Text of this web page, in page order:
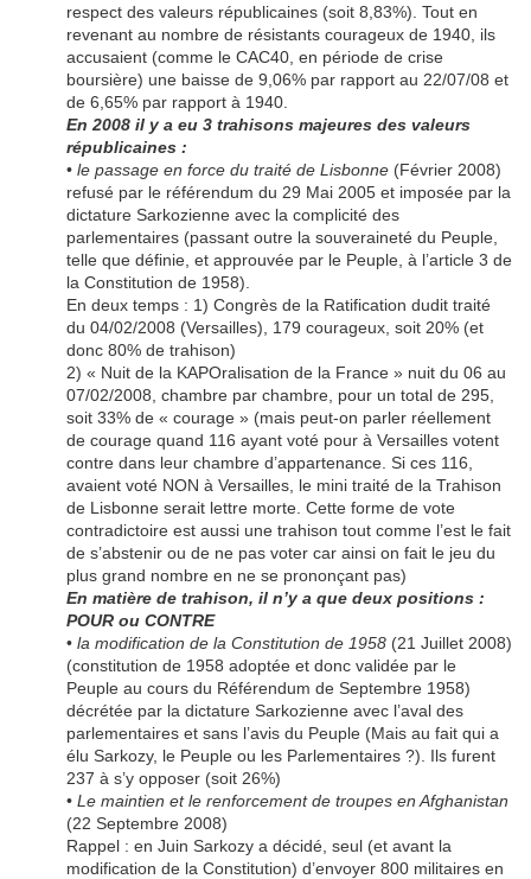
respect des valeurs républicaines (soit 8,83%). Tout en
revenant au nombre de résistants courageux de 1940, ils
accusaient (comme le CAC40, en période de crise
boursière) une baisse de 9,06% par rapport au 22/07/08 et
de 6,65% par rapport à 1940.
En 2008 il y a eu 3 trahisons majeures des valeurs
républicaines :
• le passage en force du traité de Lisbonne (Février 2008)
refusé par le référendum du 29 Mai 2005 et imposée par la
dictature Sarkozienne avec la complicité des
parlementaires (passant outre la souveraineté du Peuple,
telle que définie, et approuvée par le Peuple, à l’article 3 de
la Constitution de 1958).
En deux temps : 1) Congrès de la Ratification dudit traité
du 04/02/2008 (Versailles), 179 courageux, soit 20% (et
donc 80% de trahison)
2) « Nuit de la KAPOralisation de la France » nuit du 06 au
07/02/2008, chambre par chambre, pour un total de 295,
soit 33% de « courage » (mais peut-on parler réellement
de courage quand 116 ayant voté pour à Versailles votent
contre dans leur chambre d’appartenance. Si ces 116,
avaient voté NON à Versailles, le mini traité de la Trahison
de Lisbonne serait lettre morte. Cette forme de vote
contradictoire est aussi une trahison tout comme l’est le fait
de s’abstenir ou de ne pas voter car ainsi on fait le jeu du
plus grand nombre en ne se prononçant pas)
En matière de trahison, il n’y a que deux positions :
POUR ou CONTRE
• la modification de la Constitution de 1958 (21 Juillet 2008)
(constitution de 1958 adoptée et donc validée par le
Peuple au cours du Référendum de Septembre 1958)
décrétée par la dictature Sarkozienne avec l’aval des
parlementaires et sans l’avis du Peuple (Mais au fait qui a
élu Sarkozy, le Peuple ou les Parlementaires ?). Ils furent
237 à s’y opposer (soit 26%)
• Le maintien et le renforcement de troupes en Afghanistan
(22 Septembre 2008)
Rappel : en Juin Sarkozy a décidé, seul (et avant la
modification de la Constitution) d’envoyer 800 militaires en